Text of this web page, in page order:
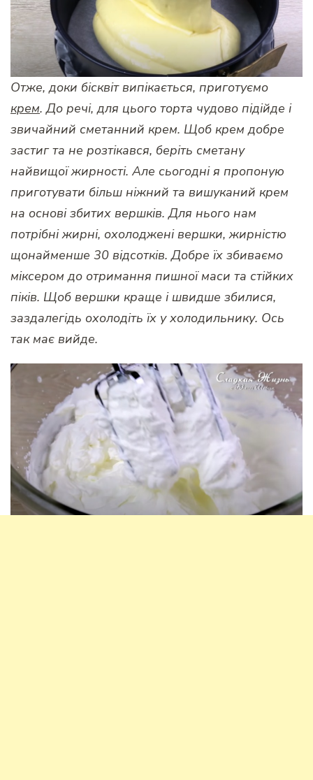
Отже, доки бісквіт випікається, приготуємо
крем. До речі, для цього торта чудово підійде і
звичайний сметанний крем. Щоб крем добре
застиг та не розтікався, беріть сметану
найвищої жирності. Але сьогодні я пропоную
приготувати більш ніжний та вишуканий крем
на основі збитих вершків. Для нього нам
потрібні жирні, охолоджені вершки, жирністю
щонайменше 30 відсотків. Добре їх збиваємо
міксером до отримання пишної маси та стійких
піків. Щоб вершки краще і швидше збилися,
заздалегідь охолодіть їх у холодильнику. Ось
так має вийде.